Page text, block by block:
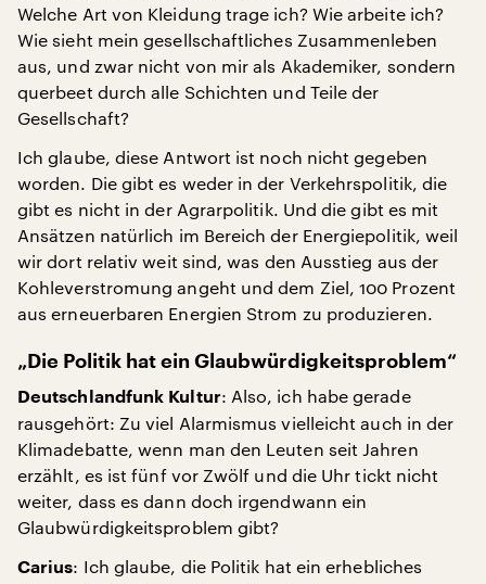
Welche Art von Kleidung trage ich? Wie arbeite ich?
Wie sieht mein gesellschaftliches Zusammenleben
aus, und zwar nicht von mir als Akademiker, sondern
querbeet durch alle Schichten und Teile der
Gesellschaft?
Ich glaube, diese Antwort ist noch nicht gegeben
worden. Die gibt es weder in der Verkehrspolitik, die
gibt es nicht in der Agrarpolitik. Und die gibt es mit
Ansätzen natürlich im Bereich der Energiepolitik, weil
wir dort relativ weit sind, was den Ausstieg aus der
Kohleverstromung angeht und dem Ziel, 100 Prozent
aus erneuerbaren Energien Strom zu produzieren.
„Die Politik hat ein Glaubwürdigkeitsproblem“
Deutschlandfunk Kultur: Also, ich habe gerade
rausgehört: Zu viel Alarmismus vielleicht auch in der
Klimadebatte, wenn man den Leuten seit Jahren
erzählt, es ist fünf vor Zwölf und die Uhr tickt nicht
weiter, dass es dann doch irgendwann ein
Glaubwürdigkeitsproblem gibt?
Carius: Ich glaube, die Politik hat ein erhebliches